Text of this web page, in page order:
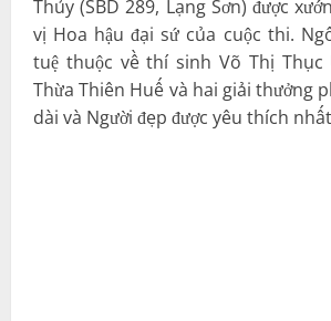
Thủy (SBD 289, Lạng Sơn) được
vị Hoa hậu đại sứ của cuộc thi.
tuệ thuộc về thí sinh Võ Thị Thục
Thừa Thiên Huế và hai giải thưởng
dài và Người đẹp được yêu thích